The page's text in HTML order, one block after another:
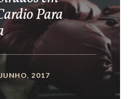
Para
2017